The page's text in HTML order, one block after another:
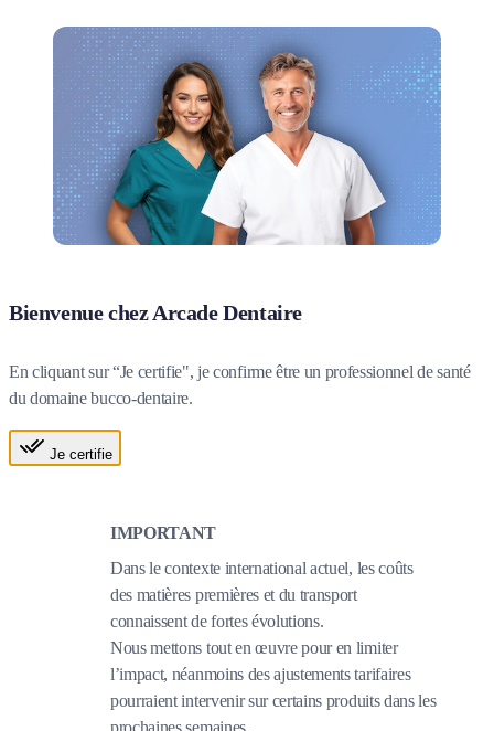
Bienvenue chez Arcade Dentaire
En cliquant sur “Je certifie", je confirme être un professionnel de santé
du domaine bucco-dentaire.
Je certifie
IMPORTANT
Dans le contexte international actuel, les coûts
des matières premières et du transport
connaissent de fortes évolutions.
Nous mettons tout en œuvre pour en limiter
l’impact, néanmoins des ajustements tarifaires
pourraient intervenir sur certains produits dans les
prochaines semaines.